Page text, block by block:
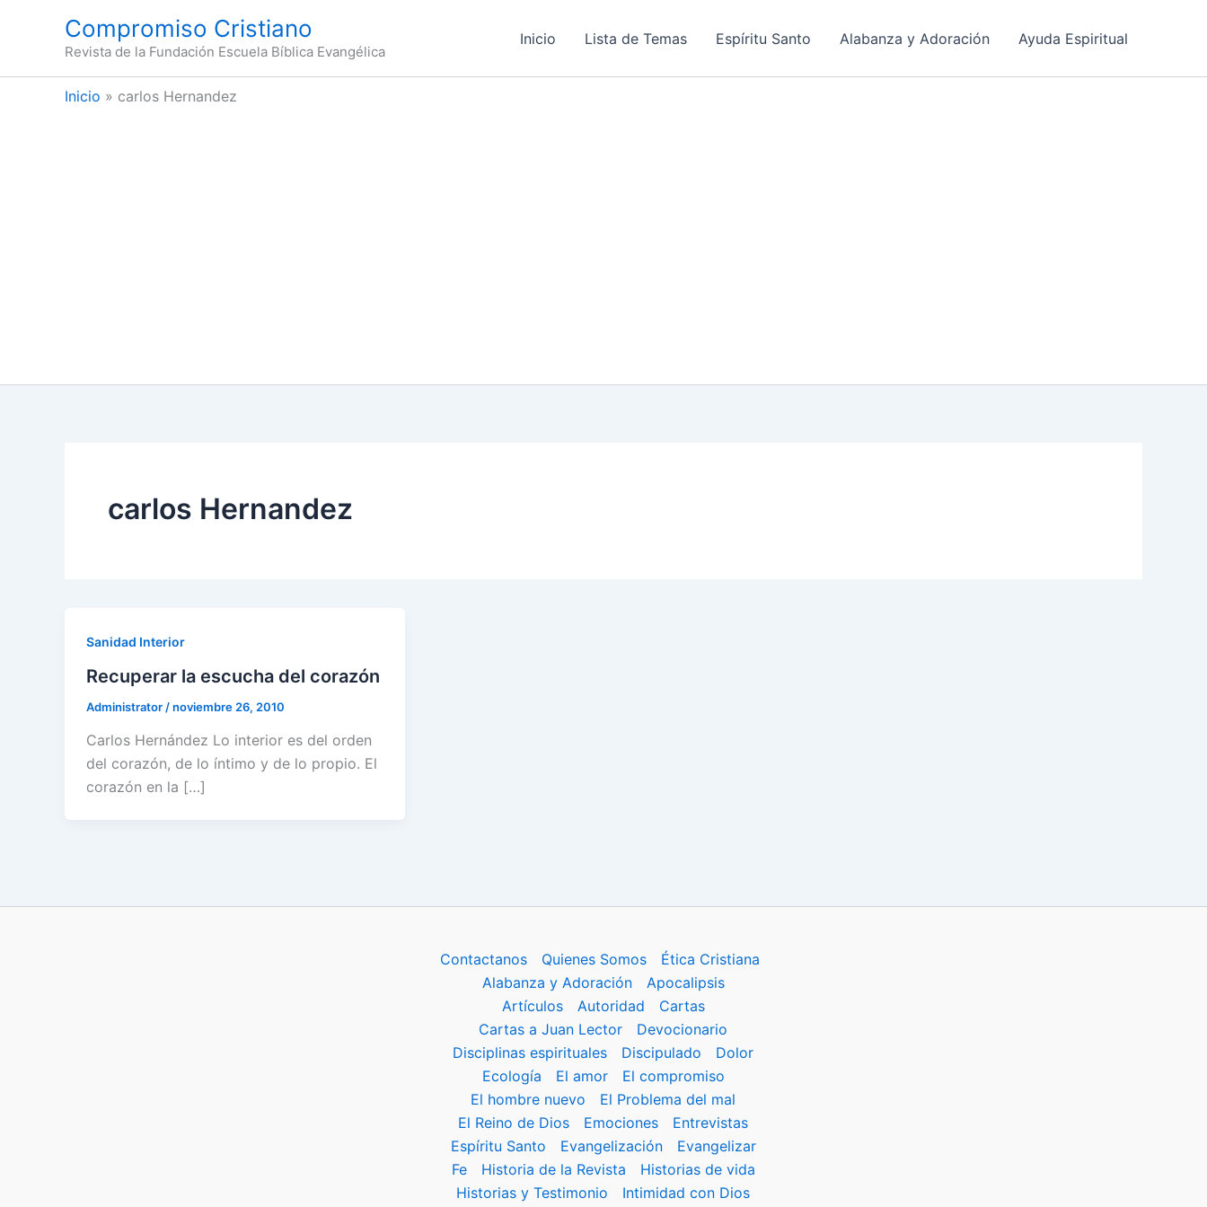
contenido
Compromiso Cristiano
Revista de la Fundación Escuela Bíblica Evangélica
Inicio Lista de Temas Espíritu Santo Alabanza y Adoración Ayuda Espiritual
Inicio carlos Hernandez
carlos Hernandez
Sanidad Interior
Recuperar la escucha del corazón
Administrator /noviembre 26, 2010
Carlos Hernández Lo interior es del orden
del corazón, de lo íntimo y de lo propio. El
corazón en la […]
Contactanos Quienes Somos
Ética Cristiana
Alabanza y Adoración
Apocalipsis
Artículos
Autoridad
Cartas
Cartas a Juan Lector
Devocionario
Disciplinas espirituales
Discipulado
Dolor
Ecología
El amor
El compromiso
El hombre nuevo
El Problema del mal
El Reino de Dios
Emociones
Entrevistas
Espíritu Santo
Evangelización
Evangelizar
Fe
Historia de la Revista
Historias de vida
Historias y Testimonio
Intimidad con Dios